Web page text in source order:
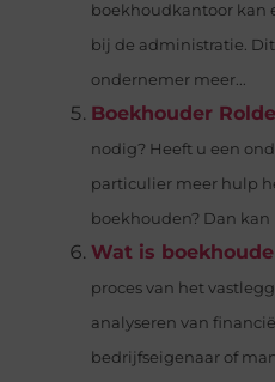
boekhoudkantoor kan
bij de administratie.
ondernemer meer...
Boekhouder Rolde
nodig? Heeft u een
particulier meer hulp
boekhouden? Dan
Wat is
proces van het
analyseren van
bedrijfseigenaar of